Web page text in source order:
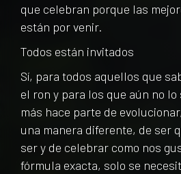
que celebran porque las
están por venir.
Todos están invitados
Sí, para todos aquellos que
el ron y para los que aún no
más hace parte de
una manera diferente, de ser
ser y de celebrar como nos
fórmula exacta, solo se